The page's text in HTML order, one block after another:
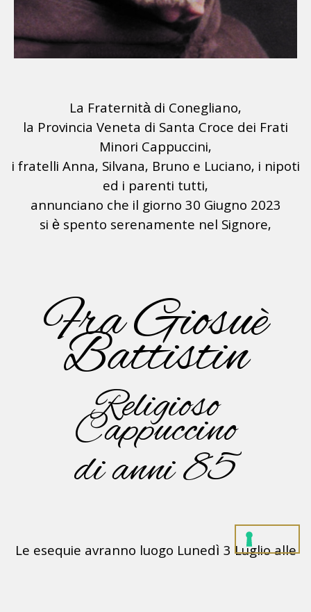
La Fraternità di Conegliano,
la Provincia Veneta di Santa Croce dei Frati
Minori Cappuccini,
i fratelli Anna, Silvana, Bruno e Luciano, i nipoti
ed i parenti tutti,
annunciano che il giorno 30 Giugno 2023
si è spento serenamente nel Signore,
Fra Giosuè
Battistin
Religioso
Cappuccino
di anni 85
Le esequie avranno luogo Lunedì 3 Luglio alle